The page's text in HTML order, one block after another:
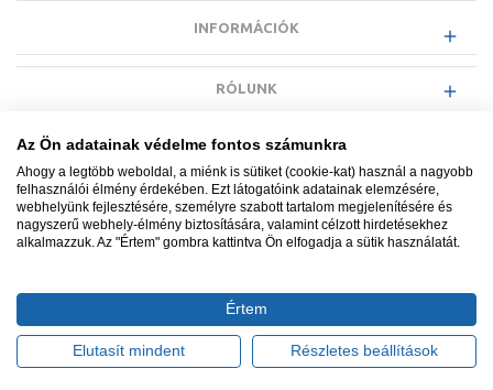
INFORMÁCIÓK
RÓLUNK
EGYÉB INFORMÁCIÓK
VÁSÁRLÓI INFORMÁCIÓK
Minden jog fenntartva. © Adatkezelés nyilvántartási száma NAIH-
Ügyfélszolgálat: +36 1 700 3500
Az Ön adatainak védelme fontos számunkra
Ahogy a legtöbb weboldal, a miénk is sütiket (cookie-kat) használ a nagyobb
felhasználói élmény érdekében. Ezt látogatóink adatainak elemzésére,
webhelyünk fejlesztésére, személyre szabott tartalom megjelenítésére és
nagyszerű webhely-élmény biztosítására, valamint célzott hirdetésekhez
alkalmazzuk. Az "Értem" gombra kattintva Ön elfogadja a sütik használatát.
Értem
Elutasít mindent Részletes beállítások